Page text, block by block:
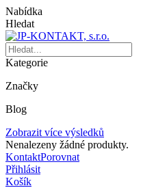
Nabídka
Hledat
Kategorie
Značky
Blog
Zobrazit více výsledků
Nenalezeny žádné produkty.
KontaktPorovnat
Přihlásit
Košík